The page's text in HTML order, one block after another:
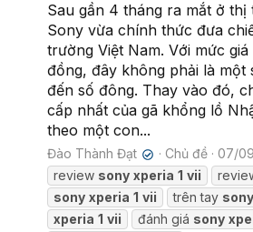
Sau gần 4 tháng ra mắt ở thị
Sony vừa chính thức đưa
trường Việt Nam. Với mức
đồng, đây không phải là một
đến số đông. Thay vào đó,
cấp nhất của gã khổng lồ
theo một con...
Đào Thành Đạt ✔ Chủ đề 07/
review sony xperia 1 vii
sony xperia 1 vii trên tay sony
xperia 1 vii đánh giá sony